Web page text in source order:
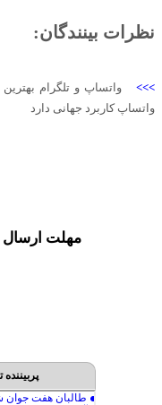
نظرات بینندگان:
>>> واتساپ و تلگرام
واتساپ کاربرد جهانی دارد
مهلت ارسال
پربیننده ترین